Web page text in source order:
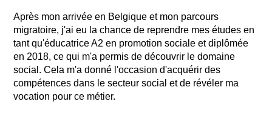
Après mon arrivée en Belgique et mon parcours
migratoire, j'ai eu la chance de reprendre mes études en
tant qu'éducatrice A2 en promotion sociale et diplômée
en 2018, ce qui m'a permis de découvrir le domaine
social. Cela m'a donné l'occasion d'acquérir des
compétences dans le secteur social et de révéler ma
vocation pour ce métier.